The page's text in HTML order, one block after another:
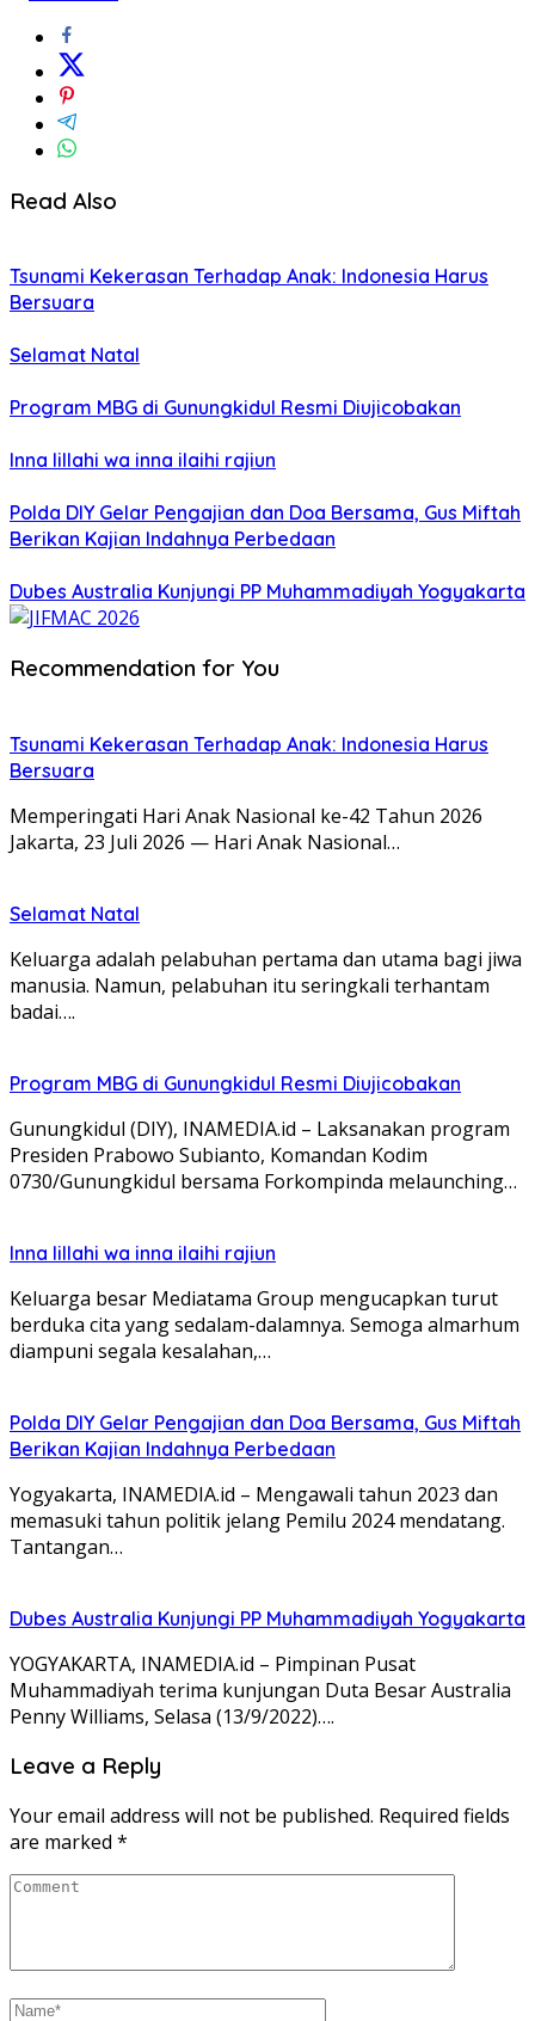
Read Also
Tsunami Kekerasan Terhadap Anak: Indonesia Harus
Bersuara
Selamat Natal
Program MBG di Gunungkidul Resmi Diujicobakan
Inna lillahi wa inna ilaihi rajiun
Polda DIY Gelar Pengajian dan Doa Bersama, Gus Miftah
Berikan Kajian Indahnya Perbedaan
Dubes Australia Kunjungi PP Muhammadiyah Yogyakarta
Recommendation for You
Tsunami Kekerasan Terhadap Anak: Indonesia Harus
Bersuara
Memperingati Hari Anak Nasional ke-42 Tahun 2026
Jakarta, 23 Juli 2026 — Hari Anak Nasional…
Selamat Natal
Keluarga adalah pelabuhan pertama dan utama bagi jiwa
manusia. Namun, pelabuhan itu seringkali terhantam
badai….
Program MBG di Gunungkidul Resmi Diujicobakan
Gunungkidul (DIY), INAMEDIA.id – Laksanakan program
Presiden Prabowo Subianto, Komandan Kodim
0730/Gunungkidul bersama Forkompinda melaunching…
Inna lillahi wa inna ilaihi rajiun
Keluarga besar Mediatama Group mengucapkan turut
berduka cita yang sedalam-dalamnya. Semoga almarhum
diampuni segala kesalahan,…
Polda DIY Gelar Pengajian dan Doa Bersama, Gus Miftah
Berikan Kajian Indahnya Perbedaan
Yogyakarta, INAMEDIA.id – Mengawali tahun 2023 dan
memasuki tahun politik jelang Pemilu 2024 mendatang.
Tantangan…
Dubes Australia Kunjungi PP Muhammadiyah Yogyakarta
YOGYAKARTA, INAMEDIA.id – Pimpinan Pusat
Muhammadiyah terima kunjungan Duta Besar Australia
Penny Williams, Selasa (13/9/2022)….
Leave a Reply
Your email address will not be published. Required fields
are marked *